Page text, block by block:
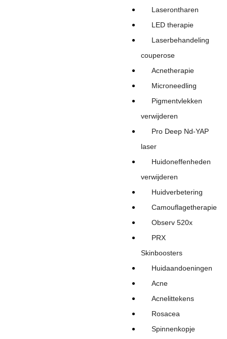
Laserontharen
LED therapie
Laserbehandeling
couperose
Acnetherapie
Microneedling
Pigmentvlekken
verwijderen
Pro Deep Nd-YAP
laser
Huidoneffenheden
verwijderen
Huidverbetering
Camouflagetherapie
Observ 520x
PRX
Skinboosters
Huidaandoeningen
Acne
Acnelittekens
Rosacea
Spinnenkopje